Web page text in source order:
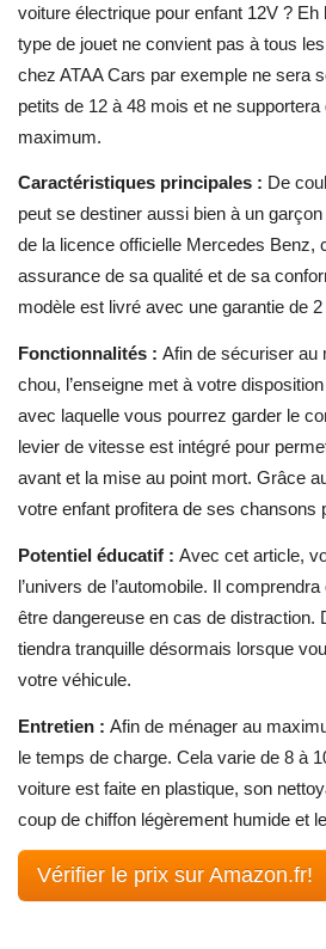
voiture électrique pour enfant 12V ? Eh
type de jouet ne convient pas à tous
chez ATAA Cars par exemple ne sera
petits de 12 à 48 mois et ne
maximum.
Caractéristiques principales : De
peut se destiner aussi bien à un garçon
de la licence officielle Mercedes Benz,
assurance de sa qualité et de sa
modèle est livré avec une garantie de 2
Fonctionnalités : Afin de sécuriser au
chou, l’enseigne met à votre
avec laquelle vous pourrez garder le
levier de vitesse est intégré pour
avant et la mise au point mort. Grâce
votre enfant profitera de ses chansons
Potentiel éducatif : Avec cet article,
l’univers de l’automobile. Il
être dangereuse en cas de distraction.
tiendra tranquille désormais lorsque
votre véhicule.
Entretien : Afin de ménager au
le temps de charge. Cela varie de 8 à
voiture est faite en plastique, son
coup de chiffon légèrement humide et
Vérifier le prix sur Amazon.fr!